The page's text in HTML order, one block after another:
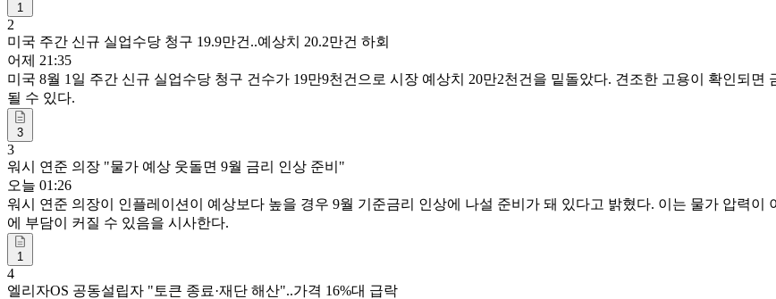
1
2
미국 주간 신규 실업수당 청구 19.9만건..예상치 20.2만건 하회
어제 21:35
미국 8월 1일 주간 신규 실업수당 청구 건수가 19만9천건으로 시장 예상치 20만2천건을 밑돌았다. 견조한 고용이 확인되
될 수 있다.
3
3
워시 연준 의장 "물가 예상 웃돌면 9월 금리 인상 준비"
오늘 01:26
워시 연준 의장이 인플레이션이 예상보다 높을 경우 9월 기준금리 인상에 나설 준비가 돼 있다고 밝혔다. 이는 물가 압력
에 부담이 커질 수 있음을 시사한다.
1
4
엘리자OS 공동설립자 "토큰 종료·재단 해산"..가격 16%대 급락